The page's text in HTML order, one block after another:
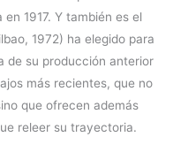
1917. Y también es el
1972) ha elegido para
de su producción anterior
más recientes, que no
que ofrecen además
releer su trayectoria.